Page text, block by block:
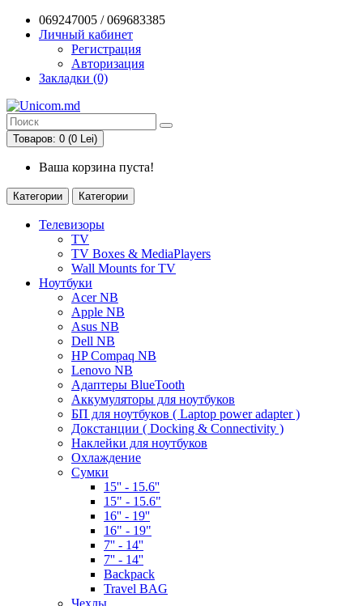
069247005 / 069683385
Личный кабинет
Регистрация
Авторизация
Закладки (0)
Товаров: 0 (0 Lei)
Ваша корзина пуста!
Категории Категории
Телевизоры
TV
TV Boxes & MediaPlayers
Wall Mounts for TV
Ноутбуки
Acer NB
Apple NB
Asus NB
Dell NB
HP Compaq NB
Lenovo NB
Адаптеры BlueTooth
Аккумуляторы для ноутбуков
БП для ноутбуков ( Laptop power adapter )
Докстанции ( Docking & Connectivity )
Наклейки для ноутбуков
Охлаждение
Сумки
15'' - 15.6''
15" - 15.6"
16'' - 19''
16" - 19"
7'' - 14''
7'' - 14''
Backpack
Travel BAG
Чехлы